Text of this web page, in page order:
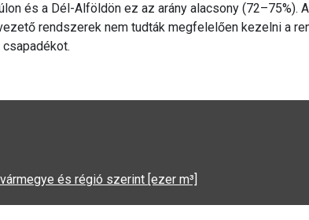
és a Dél-Alföldön ez az arány alacsony (72–75%).
rendszerek nem tudták megfelelően kezelni a
és régió szerint [ezer m³]